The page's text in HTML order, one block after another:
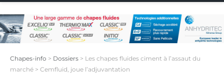
Chapes-info > Dossiers > Les chapes fluides ciment à l’assaut du
marché > Cemfluid, joue l’adjuvantation